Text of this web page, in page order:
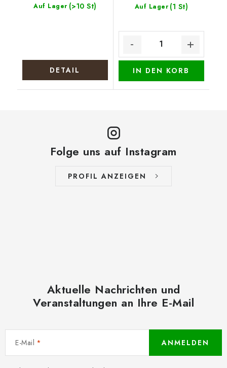
Auf Lager (>10 St)
DETAIL
Auf Lager (1 St)
IN DEN KORB
Folge uns auf Instagram
PROFIL ANZEIGEN
Aktuelle Nachrichten und
Veranstaltungen an Ihre E-Mail
E-Mail ANMELDEN